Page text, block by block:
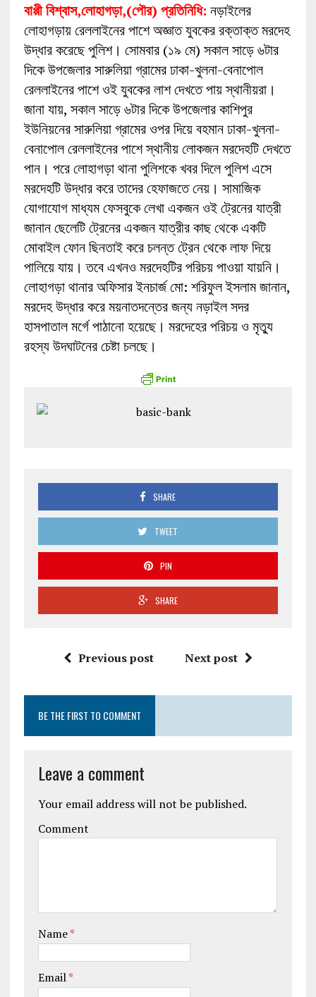
বাপ্পী বিশ্বাস,লোহাগড়া,(পৌর) প্রতিনিধি: নড়াইলের
লোহাগড়ায় রেললাইনের পাশে অজ্ঞাত যুবকের রক্তাক্ত মরদেহ
উদ্ধার করেছে পুলিশ। সোমবার (১৯ মে) সকাল সাড়ে ৬টার
দিকে উপজেলার সারুলিয়া গ্রামের ঢাকা-খুলনা-বেনাপোল
রেললাইনের পাশে ওই যুবকের লাশ দেখতে পায় স্থানীয়রা।
জানা যায়, সকাল সাড়ে ৬টার দিকে উপজেলার কাশিপুর
ইউনিয়নের সারুলিয়া গ্রামের ওপর দিয়ে বহমান ঢাকা-খুলনা-
বেনাপোল রেললাইনের পাশে স্থানীয় লোকজন মরদেহটি দেখতে
পান। পরে লোহাগড়া থানা পুলিশকে খবর দিলে পুলিশ এসে
মরদেহটি উদ্ধার করে তাদের হেফাজতে নেয়। সামাজিক
যোগাযোগ মাধ্যম ফেসবুকে লেখা একজন ওই ট্রেনের যাত্রী
জানান ছেলেটি ট্রেনের একজন যাত্রীর কাছ থেকে একটি
মোবাইল ফোন ছিনতাই করে চলন্ত ট্রেন থেকে লাফ দিয়ে
পালিয়ে যায়। তবে এখনও মরদেহটির পরিচয় পাওয়া যায়নি।
লোহাগড়া থানার অফিসার ইনচার্জ মো: শরিফুল ইসলাম জানান,
মরদেহ উদ্ধার করে ময়নাতদন্তের জন্য নড়াইল সদর
হাসপাতাল মর্গে পাঠানো হয়েছে। মরদেহের পরিচয় ও মৃত্যু
রহস্য উদঘাটনের চেষ্টা চলছে।
SHARE
TWEET
PIN
SHARE
Previous post Next post
BE THE FIRST TO COMMENT
Leave a comment
Your email address will not be published.
Comment
Name*
Email*